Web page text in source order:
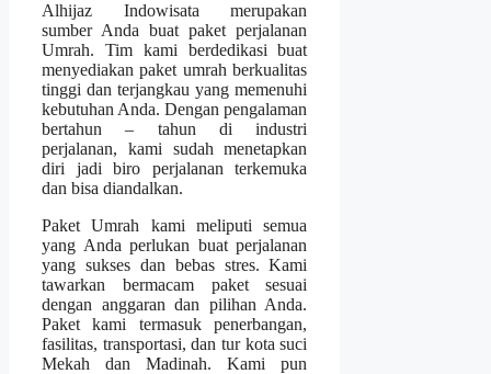
Alhijaz Indowisata merupakan
sumber Anda buat paket perjalanan
Umrah. Tim kami berdedikasi buat
menyediakan paket umrah berkualitas
tinggi dan terjangkau yang memenuhi
kebutuhan Anda. Dengan pengalaman
bertahun – tahun di industri
perjalanan, kami sudah menetapkan
diri jadi biro perjalanan terkemuka
dan bisa diandalkan.
Paket Umrah kami meliputi semua
yang Anda perlukan buat perjalanan
yang sukses dan bebas stres. Kami
tawarkan bermacam paket sesuai
dengan anggaran dan pilihan Anda.
Paket kami termasuk penerbangan,
fasilitas, transportasi, dan tur kota suci
Mekah dan Madinah. Kami pun